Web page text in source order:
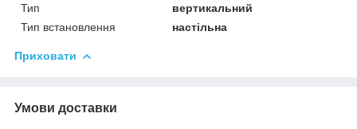
Тип
вертикальний
Тип встановлення
настільна
Приховати
Умови доставки